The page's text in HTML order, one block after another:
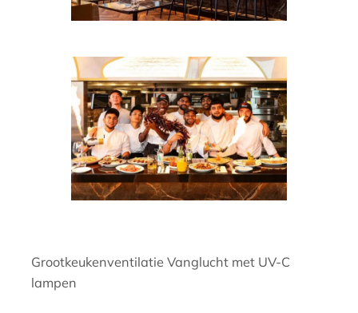
Grootkeukenventilatie Vanglucht met UV-C
lampen